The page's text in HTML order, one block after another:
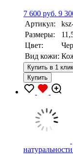
7 600 руб. 9
Артикул:
Размеры:
Цвет:
Вид кожи:
Купить в 1 клик
Купить